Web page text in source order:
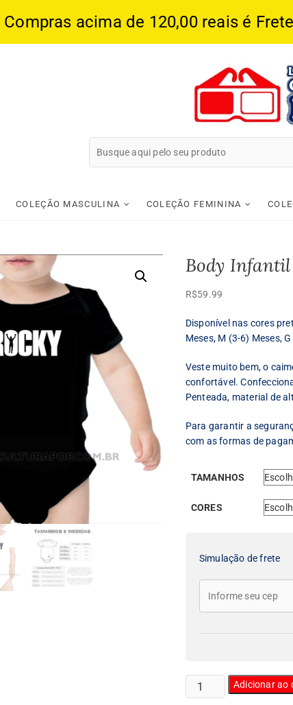
Compras acima de 120,00 reais é
Loucos
COLEÇÃO MASCULINA COLEÇÃO FEMININA
Body Infantil
R$59.99
Disponível nas cores
Meses, M (3-6) Meses,
Veste muito bem, o
confortável.
Penteada, material de
Para garantir a
com as formas de
TAMANHOS
CORES
Simulação de frete
Body
Infantil
Adicionar ao